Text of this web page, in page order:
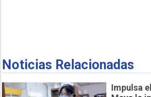
Noticias Relacionadas
Impulsa